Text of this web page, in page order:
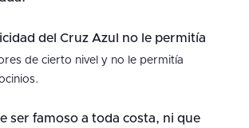
del Cruz Azul no le permitía
de cierto nivel y no le permitía
ser famoso a toda costa, ni que